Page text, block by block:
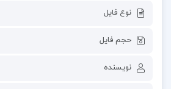
نوع فایل
حجم فایل
نویسنده